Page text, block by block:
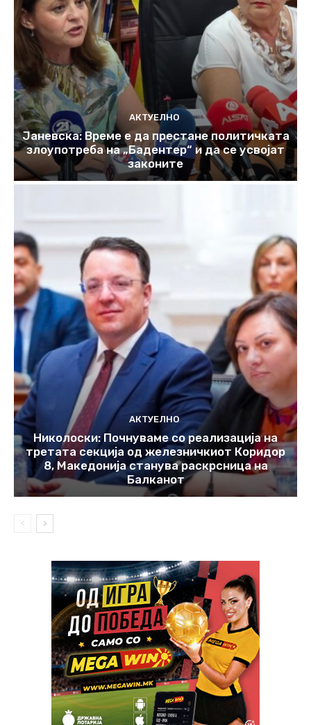
АКТУЕЛНО
Јаневска: Време е да престане политичката
злоупотреба на „Бадентер“ и да се усвојат
законите
АКТУЕЛНО
Николоски: Почнуваме со реализација на
третата секција од железничкиот Коридор
8, Македонија станува раскрсница на
Балканот